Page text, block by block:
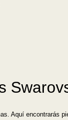
Aquí encontrarás